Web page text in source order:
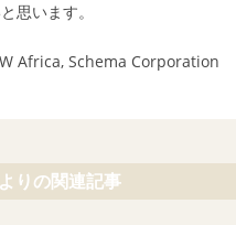
思います。
Africa, Schema Corporation
りの関連記事